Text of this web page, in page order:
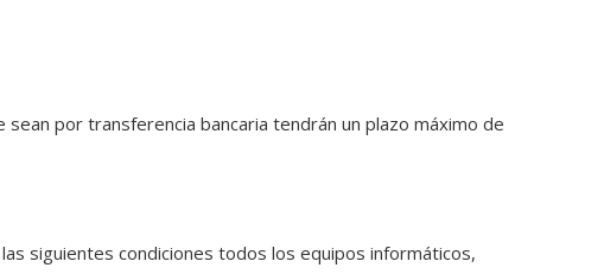
por transferencia bancaria tendrán un plazo máximo de
siguientes condiciones todos los equipos informáticos,